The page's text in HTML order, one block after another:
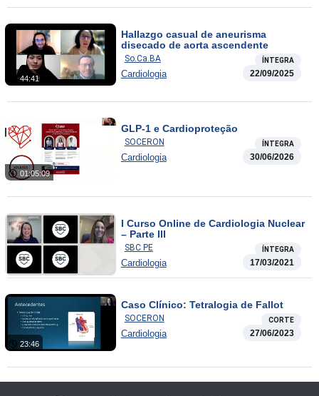
44:41
Hallazgo casual de aneurisma
disecado de aorta ascendente
So.Ca.BA ÍNTEGRA
Cardiologia 22/09/2025
01:05:09
GLP-1 e Cardioproteção
SOCERON ÍNTEGRA
Cardiologia 30/06/2026
I Curso Online de Cardiologia Nuclear
– Parte III
SBC PE ÍNTEGRA
Cardiologia 17/03/2021
23:46
Caso Clínico: Tetralogia de Fallot
SOCERON CORTE
Cardiologia 27/06/2023